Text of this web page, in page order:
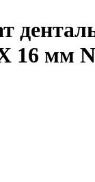
16 мм